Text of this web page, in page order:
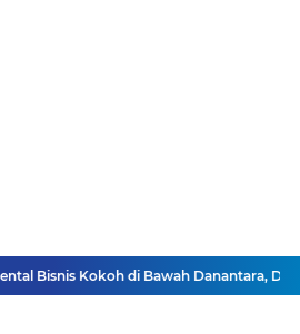
Bisnis Kokoh di Bawah Danantara,